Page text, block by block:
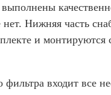
нет. Нижняя часть
и монтируются
входит все